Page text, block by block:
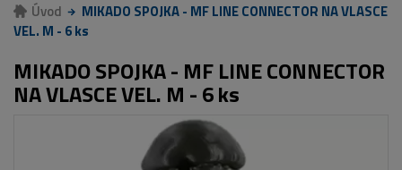
Úvod
MIKADO SPOJKA - MF LINE CONNECTOR NA VLASCE
VEL. M - 6 ks
MIKADO SPOJKA - MF LINE CONNECTOR
NA VLASCE VEL. M - 6 ks